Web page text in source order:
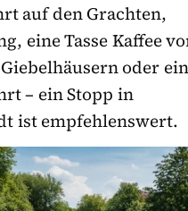
auf den Grachten,
eine Tasse Kaffee
oder
– ein Stopp in
ist empfehlenswert.